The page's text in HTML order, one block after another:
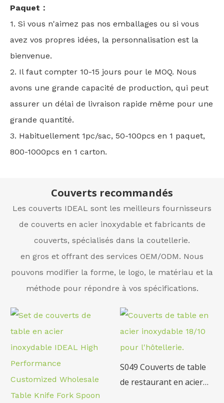
Paquet：
1. Si vous n'aimez pas nos emballages ou si vous
avez vos propres idées, la personnalisation est la
bienvenue.
2. Il faut compter 10-15 jours pour le MOQ. Nous
avons une grande capacité de production, qui peut
assurer un délai de livraison rapide même pour une
grande quantité.
3. Habituellement 1pc/sac, 50-100pcs en 1 paquet,
800-1000pcs en 1 carton.
Couverts recommandés
Les couverts IDEAL sont les meilleurs fournisseurs
de couverts en acier inoxydable et fabricants de
couverts, spécialisés dans la coutellerie.
en gros et offrant des services OEM/ODM. Nous
pouvons modifier la forme, le logo, le matériau et la
méthode pour répondre à vos spécifications.
S049 Couverts de table
de restaurant en acier